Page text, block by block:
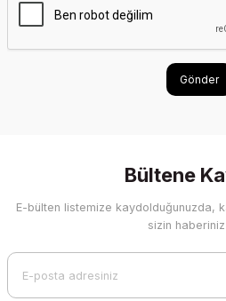
Gönder
Bültene
E-bülten listemize kaydolduğunuzda,
sizin